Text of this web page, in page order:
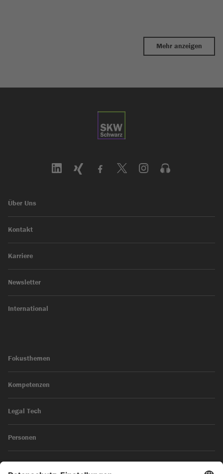
Mehr anzeigen
Über Uns
Kontakt
Karriere
Newsletter
International
Fokusthemen
Kompetenzen
Legal Tech
Personen
News